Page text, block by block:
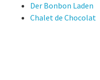
Der Bonbon Laden
Chalet de Chocolat